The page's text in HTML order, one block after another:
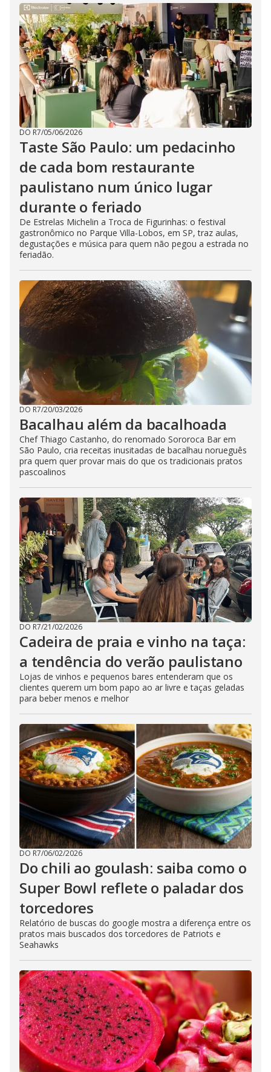
DO R7/05/06/2026
Taste São Paulo: um pedacinho
de cada bom restaurante
paulistano num único lugar
durante o feriado
De Estrelas Michelin a Troca de Figurinhas: o festival
gastronômico no Parque Villa-Lobos, em SP, traz aulas,
degustações e música para quem não pegou a estrada no
feriadão.
DO R7/20/03/2026
Bacalhau além da bacalhoada
Chef Thiago Castanho, do renomado Sororoca Bar em
São Paulo, cria receitas inusitadas de bacalhau norueguês
pra quem quer provar mais do que os tradicionais pratos
pascoalinos
DO R7/21/02/2026
Cadeira de praia e vinho na taça:
a tendência do verão paulistano
Lojas de vinhos e pequenos bares entenderam que os
clientes querem um bom papo ao ar livre e taças geladas
para beber menos e melhor
DO R7/06/02/2026
Do chili ao goulash: saiba como o
Super Bowl reflete o paladar dos
torcedores
Relatório de buscas do google mostra a diferença entre os
pratos mais buscados dos torcedores de Patriots e
Seahawks